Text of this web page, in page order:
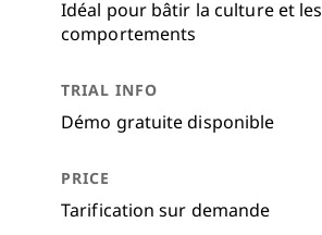
Idéal pour bâtir la culture et les
comportements
Démo gratuite disponible
Tarification sur demande